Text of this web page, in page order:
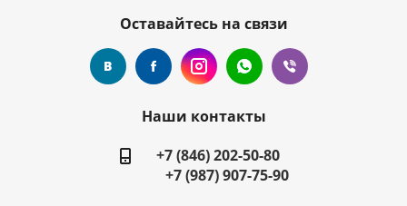
Оставайтесь на связи
Наши контакты
+7 (846) 202-50-80
+7 (987) 907-75-90